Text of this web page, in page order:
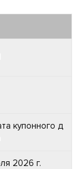
купонного д
2026 г.